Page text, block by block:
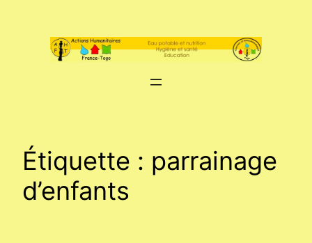
Étiquette : parrainage
d’enfants